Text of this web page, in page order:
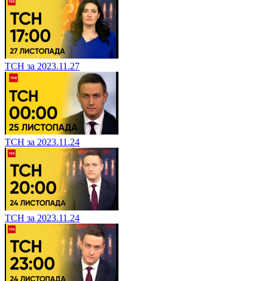
ТСН за 2023.11.27
ТСН за 2023.11.24
ТСН за 2023.11.24